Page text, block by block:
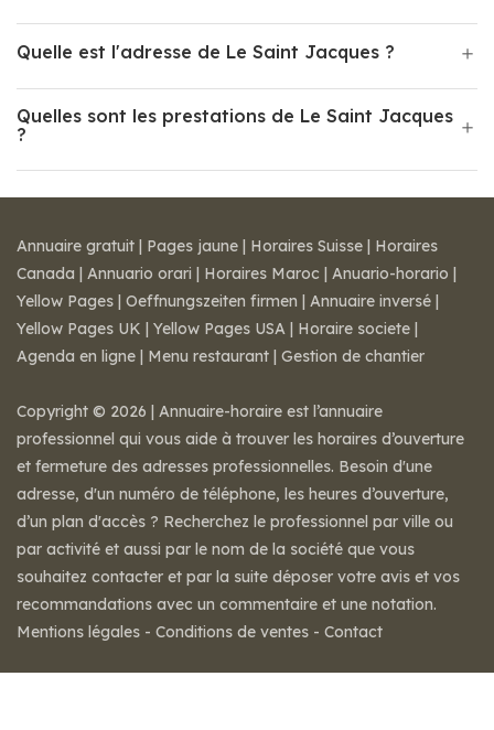
Quelle est l'adresse de Le Saint Jacques ?
Quelles sont les prestations de Le Saint Jacques
?
Annuaire gratuit | Pages jaune | Horaires Suisse | Horaires
Canada | Annuario orari | Horaires Maroc | Anuario-horario |
Yellow Pages | Oeffnungszeiten firmen | Annuaire inversé |
Yellow Pages UK | Yellow Pages USA | Horaire societe |
Agenda en ligne | Menu restaurant | Gestion de chantier
Copyright © 2026 | Annuaire-horaire est l’annuaire
professionnel qui vous aide à trouver les horaires d’ouverture
et fermeture des adresses professionnelles. Besoin d'une
adresse, d'un numéro de téléphone, les heures d’ouverture,
d’un plan d'accès ? Recherchez le professionnel par ville ou
par activité et aussi par le nom de la société que vous
souhaitez contacter et par la suite déposer votre avis et vos
recommandations avec un commentaire et une notation.
Mentions légales - Conditions de ventes - Contact